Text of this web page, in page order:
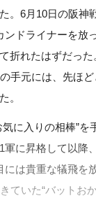
。6月10日の阪神
ンドライナーを放
折れたはずだっ
手元には、先ほ
。
に入りの相棒”を
に昇格して以降
には貴重な犠飛を
ていた“バットお